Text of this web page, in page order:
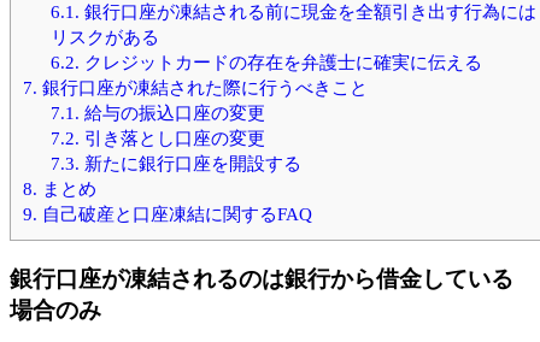
6.1. 銀行口座が凍結される前に現金を全額引き出す行為には
リスクがある
6.2. クレジットカードの存在を弁護士に確実に伝える
7. 銀行口座が凍結された際に行うべきこと
7.1. 給与の振込口座の変更
7.2. 引き落とし口座の変更
7.3. 新たに銀行口座を開設する
8. まとめ
9. 自己破産と口座凍結に関するFAQ
銀行口座が凍結されるのは銀行から借金している
場合のみ